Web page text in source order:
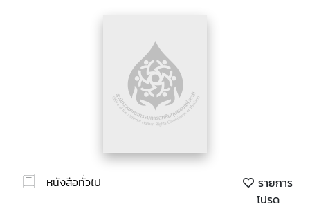
หนังสือทั่วไป
รายการ
โปรด